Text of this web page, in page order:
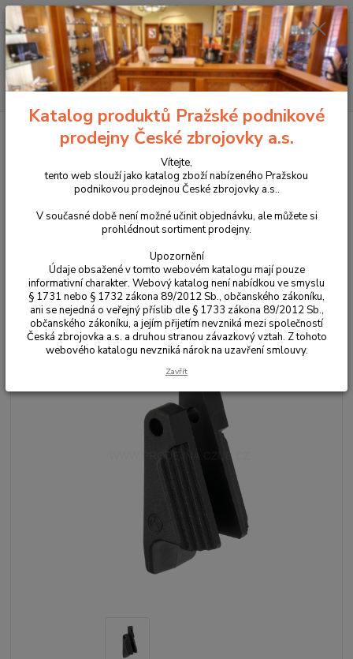
Menu
Hledat
+420 225 375 800
Příslušenství, doplňky a náhradní díly
Pro samonabíjecí pušky a
Tuning zbraní
Rozšířená, prodloužená zádržka zásobníku
Rozšířená, prodloužená zádržka
zásobníku Magpul pro CZ
Scorpion Evo
Katalog produktů Pražské podnikové
prodejny České zbrojovky a.s.
Vítejte,
tento web slouží jako katalog zboží nabízeného Pražskou
podnikovou prodejnou České zbrojovky a.s..
V současné době není možné učinit objednávku, ale můžete si
prohlédnout sortiment prodejny.
Upozornění
Údaje obsažené v tomto webovém katalogu mají pouze
informativní charakter. Webový katalog není nabídkou ve smyslu
§ 1731 nebo § 1732 zákona 89/2012 Sb., občanského zákoníku,
ani se nejedná o veřejný příslib dle § 1733 zákona 89/2012 Sb.,
občanského zákoníku, a jejím přijetím nevzniká mezi společností
Česká zbrojovka a.s. a druhou stranou závazkový vztah. Z tohoto
webového katalogu nevzniká nárok na uzavření smlouvy.
Zavřít